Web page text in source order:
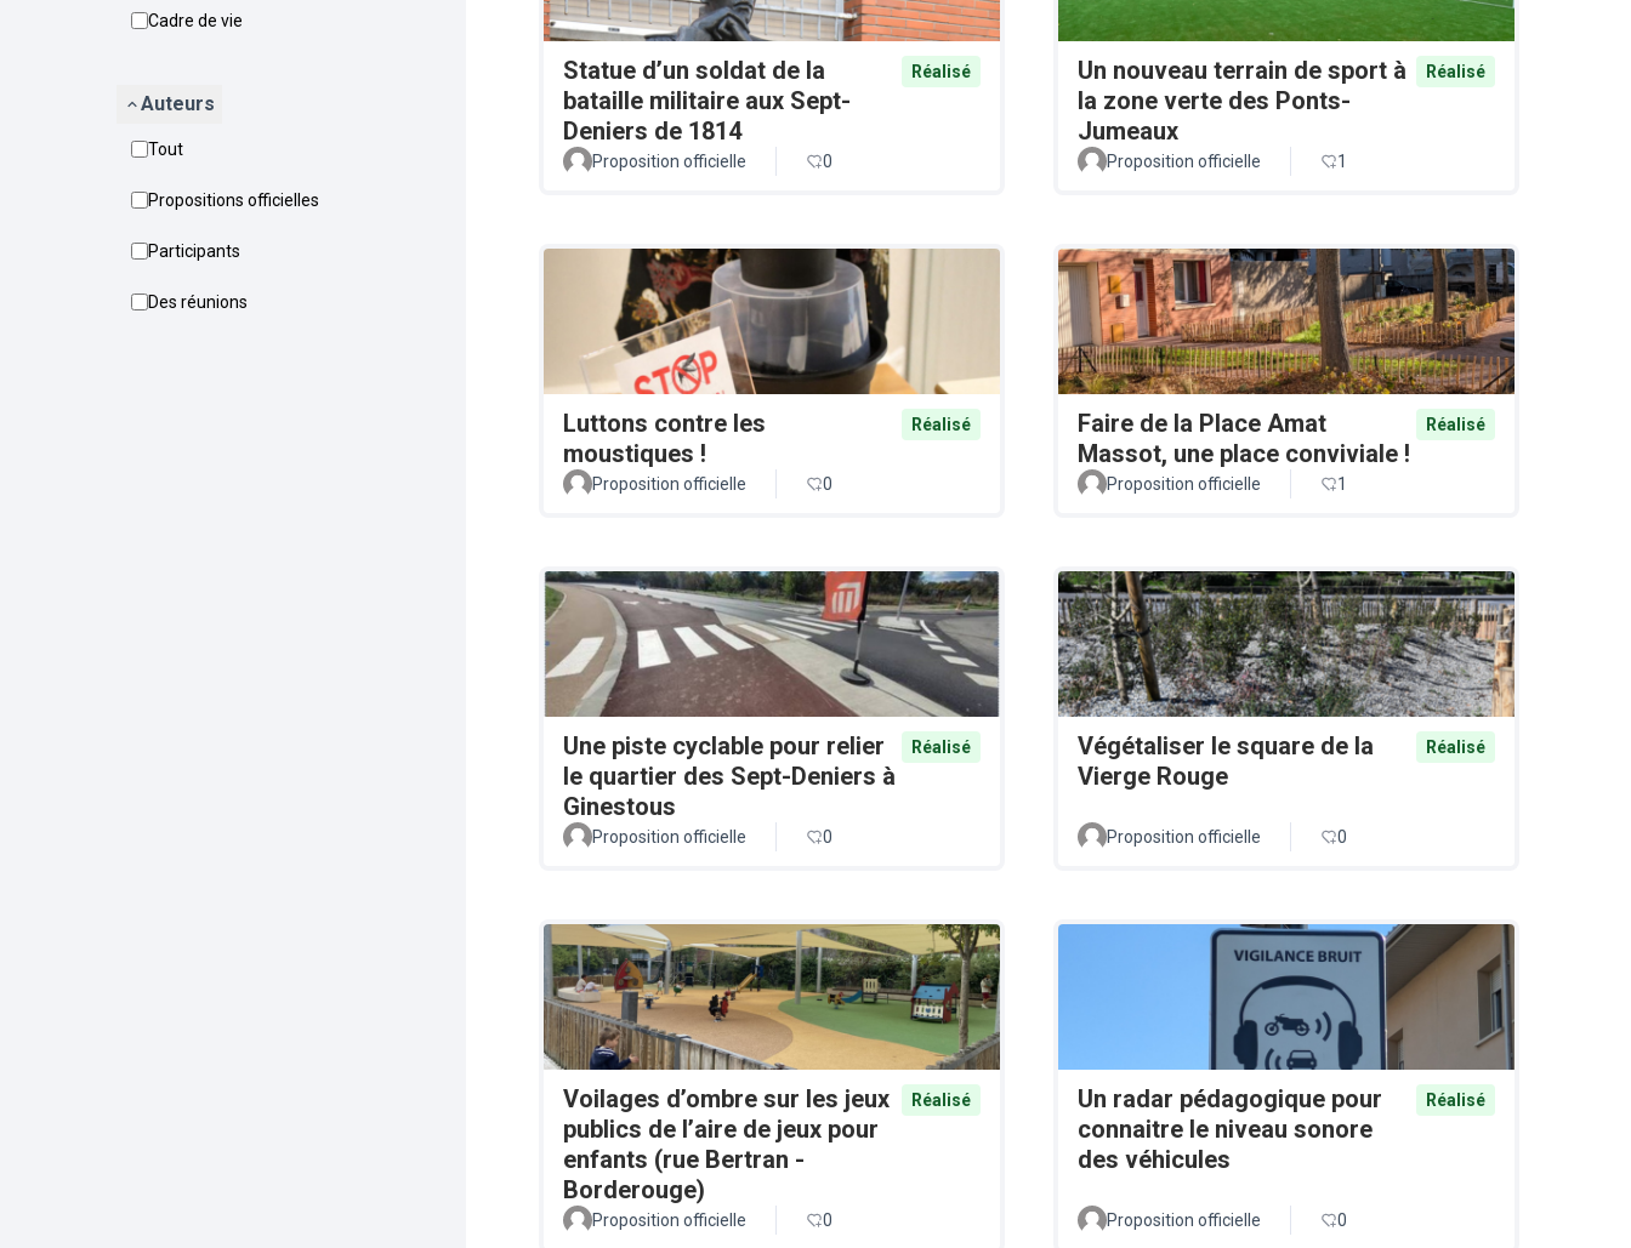
Cadre de vie
Auteurs
Tout
Propositions officielles
Participants
Des réunions
Statue d’un soldat de la
bataille militaire aux Sept-
Deniers de 1814
Réalisé
Proposition officielle 0
Un nouveau terrain de sport à
la zone verte des Ponts-
Jumeaux
Réalisé
Proposition officielle 1
Luttons contre les
moustiques !
Réalisé
Proposition officielle 0
Faire de la Place Amat
Massot, une place conviviale !
Réalisé
Proposition officielle 1
Une piste cyclable pour relier
le quartier des Sept-Deniers à
Ginestous
Réalisé
Proposition officielle 0
Végétaliser le square de la
Vierge Rouge
Réalisé
Proposition officielle 0
Voilages d’ombre sur les jeux
publics de l’aire de jeux pour
enfants (rue Bertran -
Borderouge)
Réalisé
Proposition officielle 0
Un radar pédagogique pour
connaitre le niveau sonore
des véhicules
Réalisé
Proposition officielle 0